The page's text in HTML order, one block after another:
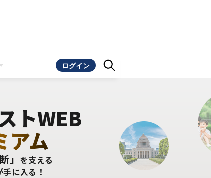
ログイン
トWEB
アム
」 を支える
に入る！